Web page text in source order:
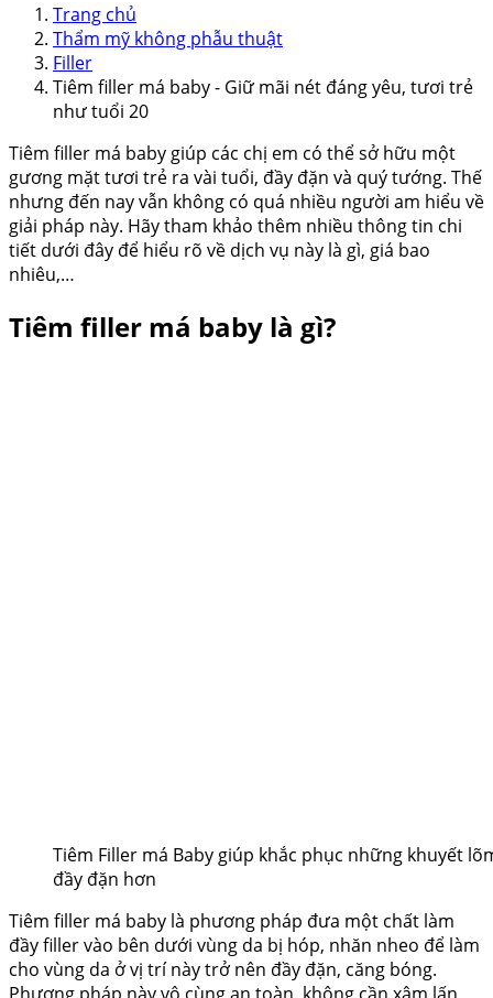
Trang chủ
Thẩm mỹ không phẫu thuật
Filler
Tiêm filler má baby - Giữ mãi nét đáng yêu, tươi trẻ
như tuổi 20
Tiêm filler má baby giúp các chị em có thể sở hữu một
gương mặt tươi trẻ ra vài tuổi, đầy đặn và quý tướng. Thế
nhưng đến nay vẫn không có quá nhiều người am hiểu về
giải pháp này. Hãy tham khảo thêm nhiều thông tin chi
tiết dưới đây để hiểu rõ về dịch vụ này là gì, giá bao
nhiêu,…
Tiêm filler má baby là gì?
Tiêm Filler má Baby giúp khắc phục những khuyết
đầy đặn hơn
Tiêm filler má baby là phương pháp đưa một chất làm
đầy filler vào bên dưới vùng da bị hóp, nhăn nheo để làm
cho vùng da ở vị trí này trở nên đầy đặn, căng bóng.